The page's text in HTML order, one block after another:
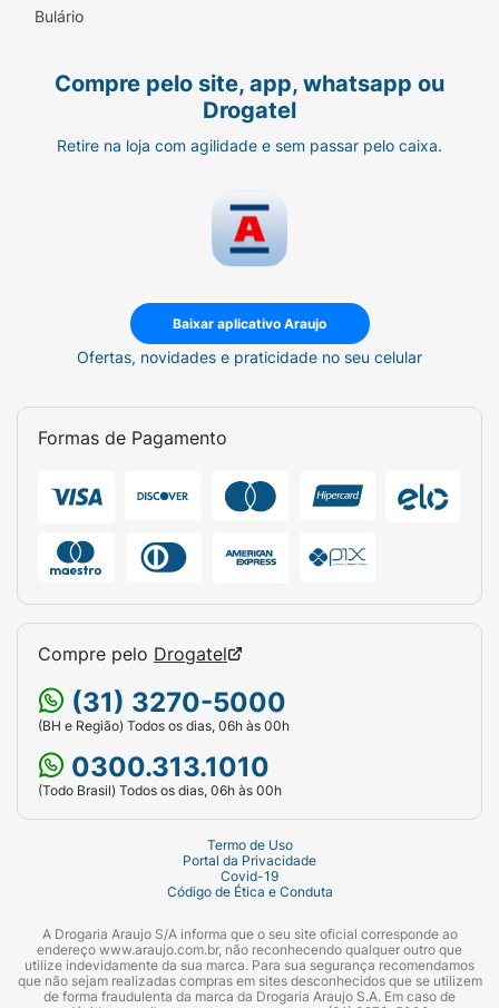
Bulário
Compre pelo site, app, whatsapp ou
Drogatel
Retire na loja com agilidade e sem passar pelo caixa.
Baixar aplicativo Araujo
Ofertas, novidades e praticidade no seu celular
Formas de Pagamento
Compre pelo Drogatel
(31) 3270-5000
(BH e Região) Todos os dias, 06h às 00h
0300.313.1010
(Todo Brasil) Todos os dias, 06h às 00h
Termo de Uso
Portal da Privacidade
Covid-19
Código de Ética e Conduta
A Drogaria Araujo S/A informa que o seu site oficial corresponde ao
endereço www.araujo.com.br, não reconhecendo qualquer outro que
utilize indevidamente da sua marca. Para sua segurança recomendamos
que não sejam realizadas compras em sites desconhecidos que se utilizem
de forma fraudulenta da marca da Drogaria Araujo S.A. Em caso de